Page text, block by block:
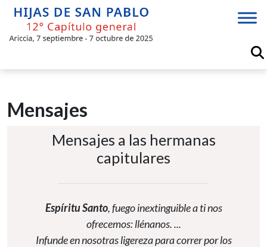
Skip
content
Mensajes
Mensajes a las hermanas
capitulares
Espíritu Santo, fuego inextinguible a ti nos
ofrecemos: llénanos. ...
Infunde en nosotras ligereza para correr por los